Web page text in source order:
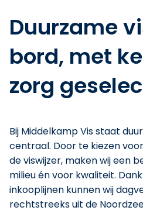
Duurzame
bord, met
zorg
Bij Middelkamp Vis staat
centraal. Door te kiezen
de viswijzer, maken wij een
milieu én voor kwaliteit.
inkooplijnen kunnen wij
rechtstreeks uit de